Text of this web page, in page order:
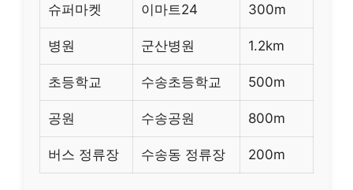
슈퍼마켓 이마트24 300m
병원 군산병원 1.2km
초등학교 수송초등학교 500m
공원 수송공원 800m
버스 정류장 수송동 정류장 200m